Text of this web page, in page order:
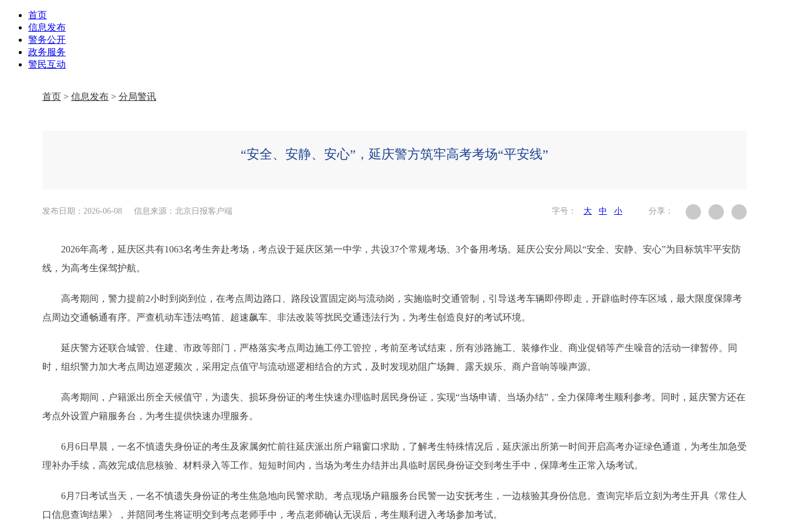
首页
信息发布
警务公开
政务服务
警民互动
首页 > 信息发布 > 分局警讯
“安全、安静、安心”，延庆警方筑牢高考考场“平安线”
发布日期：2026-06-08 信息来源：北京日报客户端 字号： 大 中 小 分享：
2026年高考，延庆区共有1063名考生奔赴考场，考点设于延庆区第一中学，共设37个常规考场、3个备用考场。延庆公安分局以“安全、安静、安心”为目标筑牢平安防
线，为高考生保驾护航。
高考期间，警力提前2小时到岗到位，在考点周边路口、路段设置固定岗与流动岗，实施临时交通管制，引导送考车辆即停即走，开辟临时停车区域，最大限度保障考
点周边交通畅通有序。严查机动车违法鸣笛、超速飙车、非法改装等扰民交通违法行为，为考生创造良好的考试环境。
延庆警方还联合城管、住建、市政等部门，严格落实考点周边施工停工管控，考前至考试结束，所有涉路施工、装修作业、商业促销等产生噪音的活动一律暂停。同
时，组织警力加大考点周边巡逻频次，采用定点值守与流动巡逻相结合的方式，及时发现劝阻广场舞、露天娱乐、商户音响等噪声源。
高考期间，户籍派出所全天候值守，为遗失、损坏身份证的考生快速办理临时居民身份证，实现“当场申请、当场办结”，全力保障考生顺利参考。同时，延庆警方还在
考点外设置户籍服务台，为考生提供快速办理服务。
6月6日早晨，一名不慎遗失身份证的考生及家属匆忙前往延庆派出所户籍窗口求助，了解考生特殊情况后，延庆派出所第一时间开启高考办证绿色通道，为考生加急受
理补办手续，高效完成信息核验、材料录入等工作。短短时间内，当场为考生办结并出具临时居民身份证交到考生手中，保障考生正常入场考试。
6月7日考试当天，一名不慎遗失身份证的考生焦急地向民警求助。考点现场户籍服务台民警一边安抚考生，一边核验其身份信息。查询完毕后立刻为考生开具《常住人
口信息查询结果》，并陪同考生将证明交到考点老师手中，考点老师确认无误后，考生顺利进入考场参加考试。